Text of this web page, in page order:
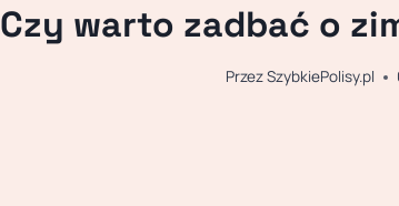
Czy warto zadbać o
PrzezSzybkiePolisy.pl